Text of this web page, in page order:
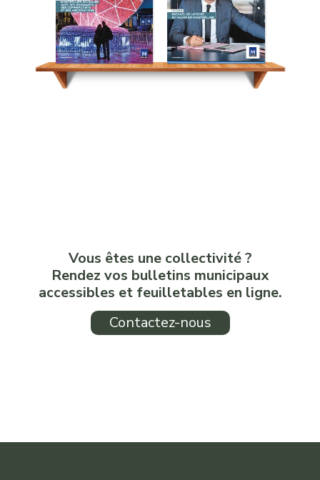
Vous êtes une collectivité ?
Rendez vos bulletins municipaux
accessibles et feuilletables en ligne.
Contactez-nous